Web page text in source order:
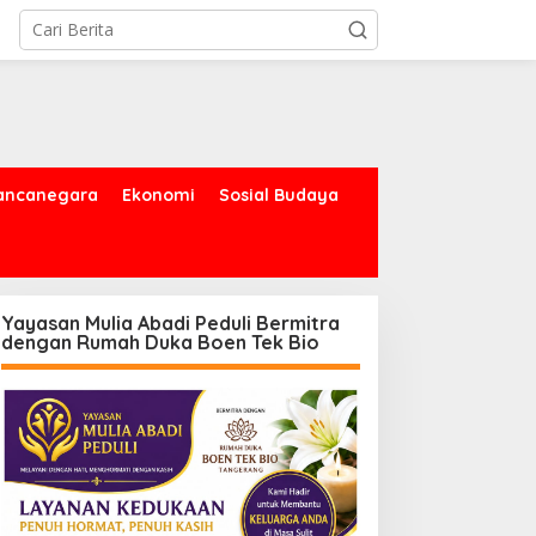
Ekonomi Sosial Budaya
Tangsel Salurkan
28.000 Liter Air
Per hari untuk
Terdampak
Balai Besar BMKG Wilayah
II Tangsel, Edukasi Bencana
Gempa Bumi dan Tsunami
kepada pelajar UPTD SMPN
23
Yayasan Mulia Abadi Peduli Bermitra
dengan Rumah Duka Boen Tek Bio